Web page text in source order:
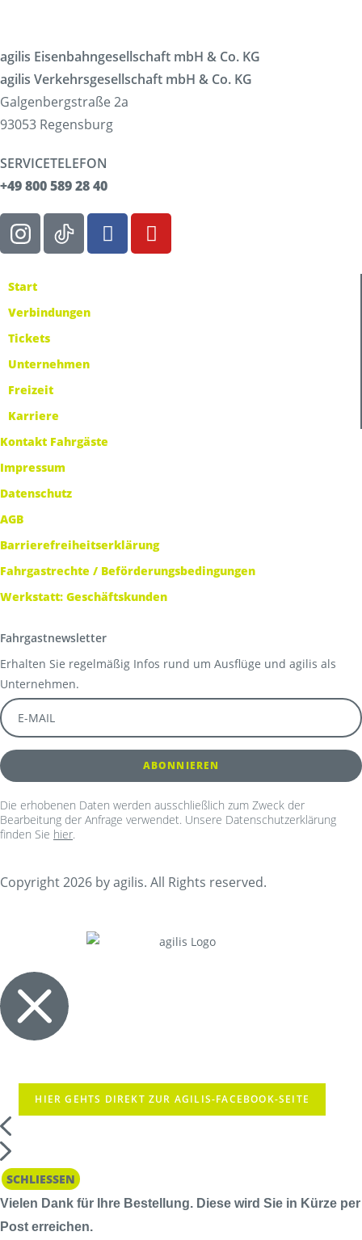
agilis Eisenbahngesellschaft mbH & Co. KG
agilis Verkehrsgesellschaft mbH & Co. KG
Galgenbergstraße 2a
93053 Regensburg
SERVICETELEFON
+49 800 589 28 40
Start
Verbindungen
Tickets
Unternehmen
Freizeit
Karriere
Kontakt Fahrgäste
Impressum
Datenschutz
AGB
Barrierefreiheitserklärung
Fahrgastrechte / Beförderungsbedingungen
Werkstatt: Geschäftskunden
Fahrgastnewsletter
Erhalten Sie regelmäßig Infos rund um Ausflüge und agilis als
Unternehmen.
Die erhobenen Daten werden ausschließlich zum Zweck der
Bearbeitung der Anfrage verwendet. Unsere Datenschutzerklärung
finden Sie hier.
Copyright 2026 by agilis. All Rights reserved.
HIER GEHTS DIREKT ZUR AGILIS-FACEBOOK-SEITE
SCHLIESSEN
Vielen Dank für Ihre Bestellung. Diese wird Sie in Kürze per
Post erreichen.